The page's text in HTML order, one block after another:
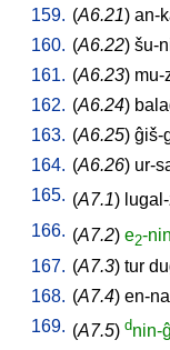
159. (A6.21) an-
160. (A6.22) šu-
161. (A6.23) mu-
162. (A6.24)
163. (A6.25) ĝiš-
164. (A6.26) ur-
165. (A7.1)
166. (A7.2) e2-
167. (A7.3) tur
168. (A7.4) en-na
169. (A7.5) dnin-